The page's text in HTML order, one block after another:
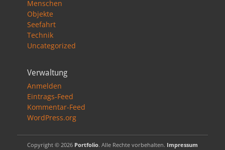
Menschen
Objekte
Seefahrt
Technik
Uncategorized
Verwaltung
Anmelden
Eintrags-Feed
Kommentar-Feed
WordPress.org
Copyright © 2026 Portfolio. Alle Rechte vorbehalten. Impressum